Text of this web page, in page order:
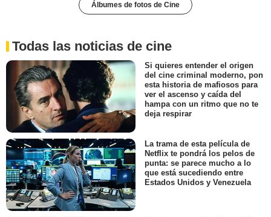
Álbumes de fotos de Cine
Todas las noticias de cine
Si quieres entender el origen
del cine criminal moderno, pon
esta historia de mafiosos para
ver el ascenso y caída del
hampa con un ritmo que no te
deja respirar
La trama de esta película de
Netflix te pondrá los pelos de
punta: se parece mucho a lo
que está sucediendo entre
Estados Unidos y Venezuela